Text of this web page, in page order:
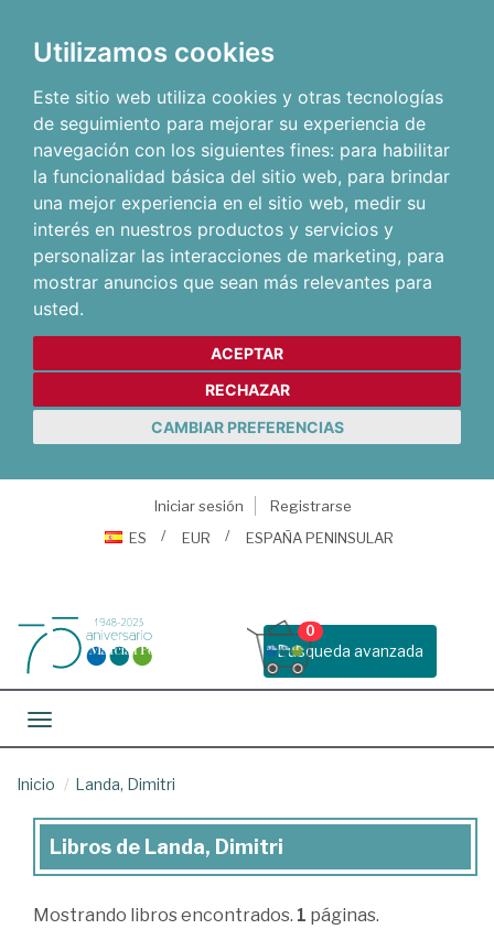
Utilizamos cookies
Este sitio web utiliza cookies y otras tecnologías
de seguimiento para mejorar su experiencia de
navegación con los siguientes fines: para habilitar
la funcionalidad básica del sitio web, para brindar
una mejor experiencia en el sitio web, medir su
interés en nuestros productos y servicios y
personalizar las interacciones de marketing, para
mostrar anuncios que sean más relevantes para
usted.
ACEPTAR
RECHAZAR
CAMBIAR PREFERENCIAS
Iniciar sesión
Registrarse
ES
EUR ESPAÑA PENINSULAR
Busqueda avanzada
0
Toggle navigation
Inicio Landa, Dimitri
Libros
Landa,
Libros de Landa, Dimitri
Mostrando libros encontrados. 1 páginas.